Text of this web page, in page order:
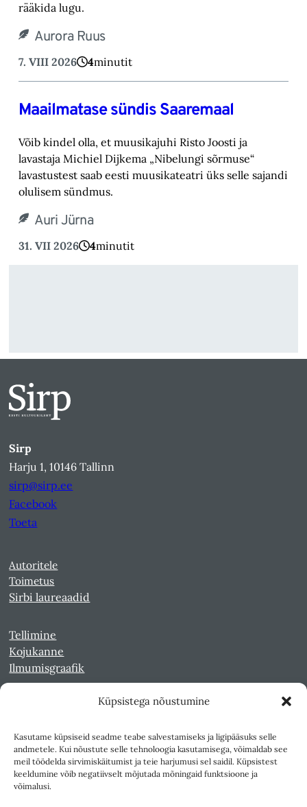
Küpsistega nõustumine
Kasutame küpsiseid seadme teabe salvestamiseks ja ligipääsuks selle
andmetele. Kui nõustute selle tehnoloogia kasutamisega, võimaldab see
meil töödelda sirvimiskäitumist ja teie harjumusi sel saidil. Küpsistest
keeldumine võib negatiivselt mõjutada mõningaid funktsioone ja
võimalusi.
rääkida lugu.‎
Aurora Ruus
7. VIII 2026 4minutit
Maailmatase sündis Saaremaal
Võib kindel olla, et muusikajuhi Risto Joosti ja
lavastaja Michiel Dijkema „Nibelungi sõrmuse“
lavastustest saab eesti muusikateatri üks selle sajandi
olulisem sündmus.
Auri Jürna
31. VII 2026 4minutit
Sirp
Harju 1, 10146 Tallinn
sirp@sirp.ee
Facebook
Toeta
Autoritele
Toimetus
Sirbi laureaadid
Tellimine
Kojukanne
Ilmumisgraafik
Kultuurileht 1994-1997
Reede 1989-1990
Sirp ja Vasar 1940-1989